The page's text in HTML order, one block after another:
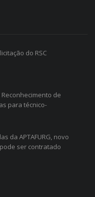
do RSC
Reconhecimento de
para técnico-
da APTAFURG, novo
ser contratado